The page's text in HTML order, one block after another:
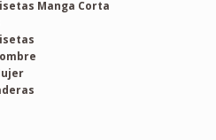
Manga Corta